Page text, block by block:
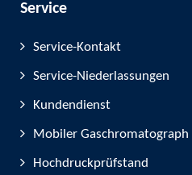
Service
Service-Kontakt
Service-Niederlassungen
Kundendienst
Mobiler Gaschromatograph
Hochdruckprüfstand